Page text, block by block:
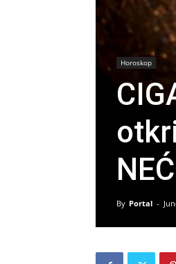
Horoskop
By Portal -